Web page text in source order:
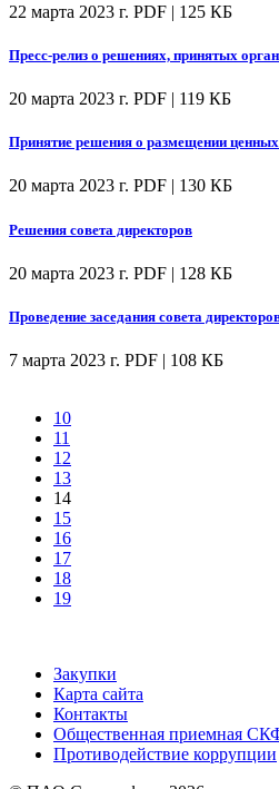
22 марта 2023 г. PDF | 125 КБ
Пресс-релиз о решениях, принятых
20 марта 2023 г. PDF | 119 КБ
Принятие решения о размещении
20 марта 2023 г. PDF | 130 КБ
Решения совета директоров
20 марта 2023 г. PDF | 128 КБ
Проведение заседания совета
7 марта 2023 г. PDF | 108 КБ
10
11
12
13
14
15
16
17
18
19
Закупки
Карта сайта
Контакты
Общественная приемная
Противодействие коррупции